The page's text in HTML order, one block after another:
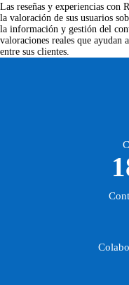
Las reseñas y experiencias con
la valoración de sus usuarios
la información y gestión del
valoraciones reales que ayudan
entre sus clientes.